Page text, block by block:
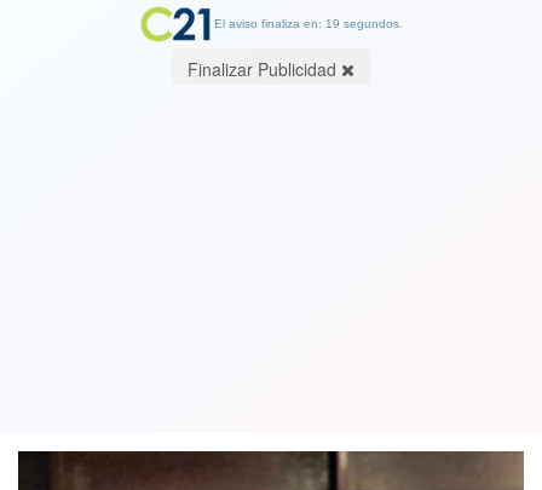
El aviso finaliza en: 19 segundos.
Finalizar Publicidad